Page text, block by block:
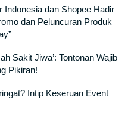
Indonesia dan Shopee Hadir
dan Peluncuran Produk
Sakit Jiwa’: Tontonan Wajib
Pikiran!
Intip Keseruan Event